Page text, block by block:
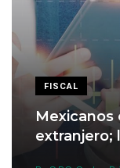
FISCAL
Mexicanos
extranjero;